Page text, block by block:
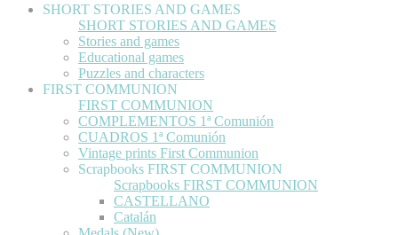
SHORT STORIES AND GAMES
SHORT STORIES AND GAMES
Stories and games
Educational games
Puzzles and characters
FIRST COMMUNION
FIRST COMMUNION
COMPLEMENTOS 1ª Comunión
CUADROS 1ª Comunión
Vintage prints First Communion
Scrapbooks FIRST COMMUNION
Scrapbooks FIRST COMMUNION
CASTELLANO
Catalán